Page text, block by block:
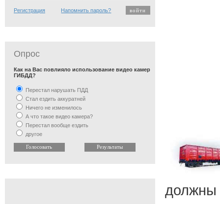
Регистрация Напомнить пароль?
Опрос
Как на Вас повлияло использование видео камер
ГИБДД?
Перестал нарушать ПДД
Стал ездить аккуратней
Ничего не изменилось
А что такое видео камера?
Перестал вообще ездить
другое
должны